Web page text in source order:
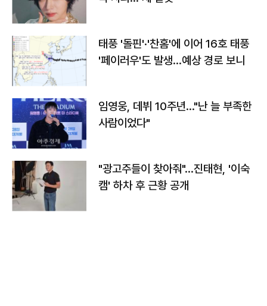
태풍 '돌핀'·'찬홈'에 이어 16호 태풍
'페이러우'도 발생…예상 경로 보니
임영웅, 데뷔 10주년…"난 늘 부족한
사람이었다"
"광고주들이 찾아줘"…진태현, '이숙
캠' 하차 후 근황 공개